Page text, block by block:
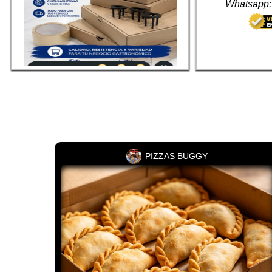
PIZZAS BUGGY